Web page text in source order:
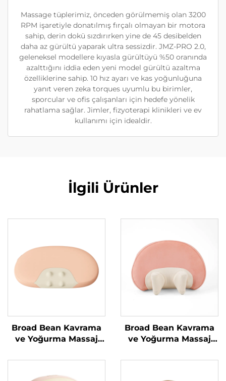
Massage tüplerimiz, önceden görülmemiş olan 3200
RPM işaretiyle donatılmış fırçalı olmayan bir motora
sahip, derin dokü sızdırırken yine de 45 desibelden
daha az gürültü yaparak ultra sessizdir. JMZ-PRO 2.0,
geleneksel modellere kıyasla gürültüyü %50 oranında
azalttığını iddia eden yeni model gürültü azaltma
özelliklerine sahip. 10 hız ayarı ve kas yoğunluğuna
yanıt veren zeka torques uyumlu bu birimler,
sporcular ve ofis çalışanları için hedefe yönelik
rahatlama sağlar. Jimler, fizyoterapi klinikleri ve ev
kullanımı için idealdir.
İlgili Ürünler
Broad Bean Kavrama
ve Yoğurma Massaj
Broad Bean Kavrama
ve Yoğurma Massaj